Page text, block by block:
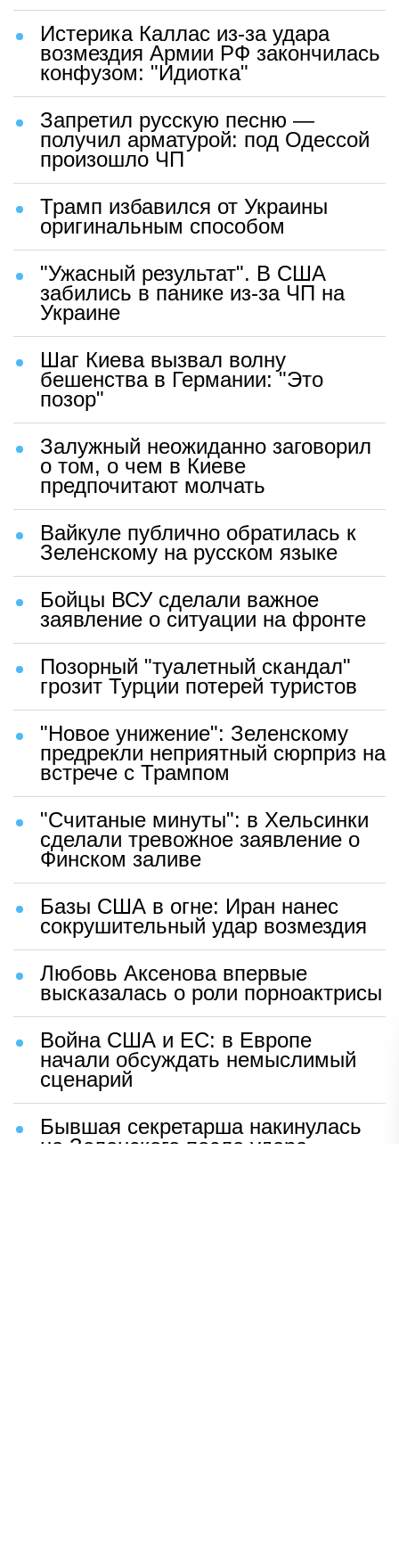
Истерика Каллас из-за удара
возмездия Армии РФ закончилась
конфузом: "Идиотка"
Запретил русскую песню —
получил арматурой: под Одессой
произошло ЧП
Трамп избавился от Украины
оригинальным способом
"Ужасный результат". В США
забились в панике из-за ЧП на
Украине
Шаг Киева вызвал волну
бешенства в Германии: "Это
позор"
Залужный неожиданно заговорил
о том, о чем в Киеве
предпочитают молчать
Вайкуле публично обратилась к
Зеленскому на русском языке
Бойцы ВСУ сделали важное
заявление о ситуации на фронте
Позорный "туалетный скандал"
грозит Турции потерей туристов
"Новое унижение": Зеленскому
предрекли неприятный сюрприз на
встрече с Трампом
"Считаные минуты": в Хельсинки
сделали тревожное заявление о
Финском заливе
Базы США в огне: Иран нанес
сокрушительный удар возмездия
Любовь Аксенова впервые
высказалась о роли порноактрисы
Война США и ЕС: в Европе
начали обсуждать немыслимый
сценарий
Бывшая секретарша накинулась
на Зеленского после удара